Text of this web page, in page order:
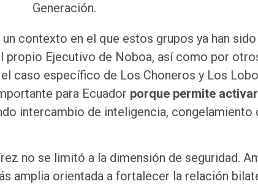
Generación.
contexto en el que estos grupos ya han
Ejecutivo de Noboa, así como por
el caso específico de Los Choneros y Los
para Ecuador porque permite
intercambio de inteligencia, congelamiento
no se limitó a la dimensión de seguridad.
amplia orientada a fortalecer la relación